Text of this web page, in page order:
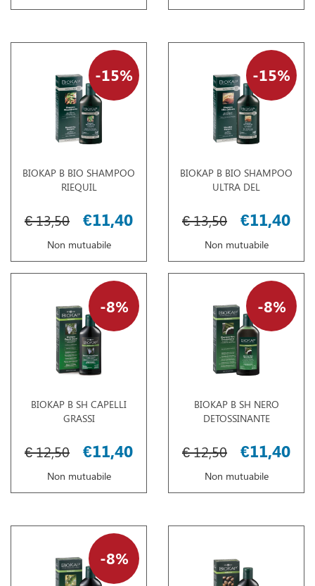
BIOKAP B BIO SHAMPOO
RIEQUIL
15%
€ 13,50 €11,40
Non mutuabile
BIOKAP B BIO SHAMPOO
ULTRA DEL
15%
€ 13,50 €11,40
Non mutuabile
BIOKAP B SH CAPELLI
GRASSI
8%
€ 12,50 €11,40
Non mutuabile
BIOKAP B SH NERO
DETOSSINANTE
8%
€ 12,50 €11,40
Non mutuabile
8%